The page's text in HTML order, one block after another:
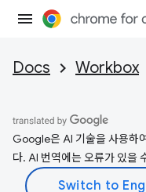
Docs Workbox
Google은 AI 기술을 사용하
다. AI 번역에는 오류가 있을